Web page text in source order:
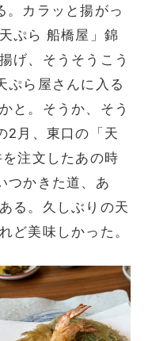
。カラッと揚がっ
ぷら 船橋屋」錦
げ、そうそうこう
ぷら屋さんに入る
と。そうか、そう
2月、東口の「天
注文したあの時
つかきた道、あ
る。久しぶりの天
ど美味しかった。